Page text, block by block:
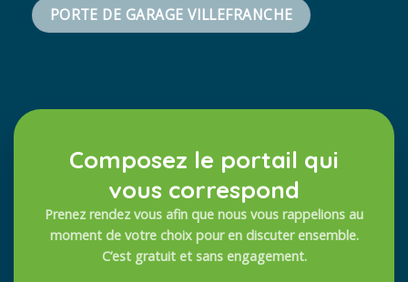
PORTE DE GARAGE VILLEFRANCHE
Composez le portail qui
vous correspond
Prenez rendez vous afin que nous vous rappelions au
moment de votre choix pour en discuter ensemble.
C’est gratuit et sans engagement.